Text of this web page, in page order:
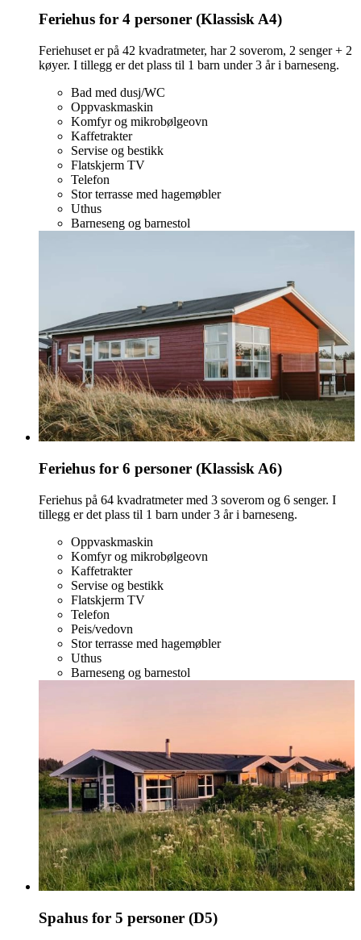
Feriehus for 4 personer (Klassisk A4)
Feriehuset er på 42 kvadratmeter, har 2 soverom, 2 senger + 2
køyer. I tillegg er det plass til 1 barn under 3 år i barneseng.
Bad med dusj/WC
Oppvaskmaskin
Komfyr og mikrobølgeovn
Kaffetrakter
Servise og bestikk
Flatskjerm TV
Telefon
Stor terrasse med hagemøbler
Uthus
Barneseng og barnestol
Feriehus for 6 personer (Klassisk A6)
Feriehus på 64 kvadratmeter med 3 soverom og 6 senger. I
tillegg er det plass til 1 barn under 3 år i barneseng.
Oppvaskmaskin
Komfyr og mikrobølgeovn
Kaffetrakter
Servise og bestikk
Flatskjerm TV
Telefon
Peis/vedovn
Stor terrasse med hagemøbler
Uthus
Barneseng og barnestol
Spahus for 5 personer (D5)